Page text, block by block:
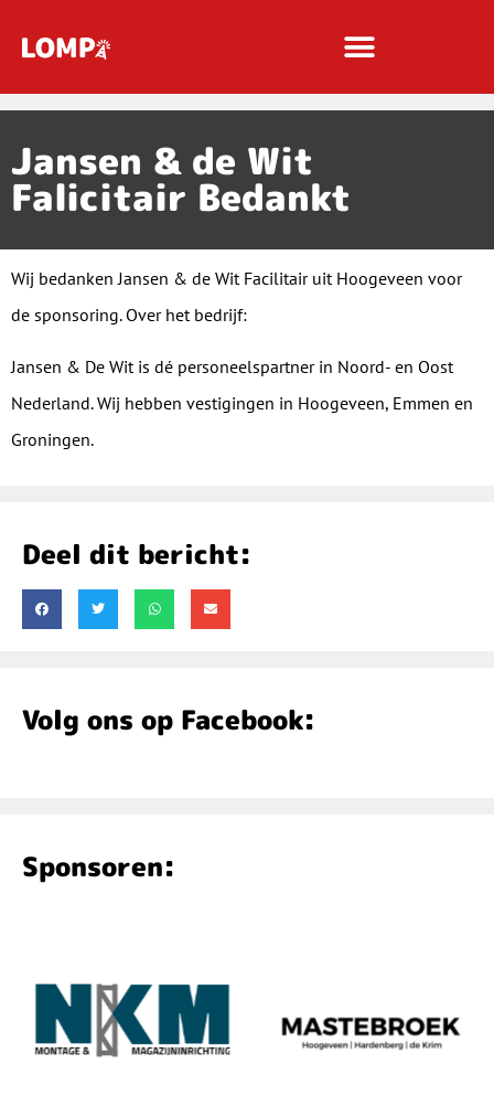
Jansen & de Wit
Falicitair Bedankt
Wij bedanken Jansen & de Wit Facilitair uit Hoogeveen voor
de sponsoring. Over het bedrijf:
Jansen & De Wit is dé personeelspartner in Noord- en Oost
Nederland. Wij hebben vestigingen in Hoogeveen, Emmen en
Groningen.
Deel dit bericht:
Volg ons op Facebook:
Sponsoren: